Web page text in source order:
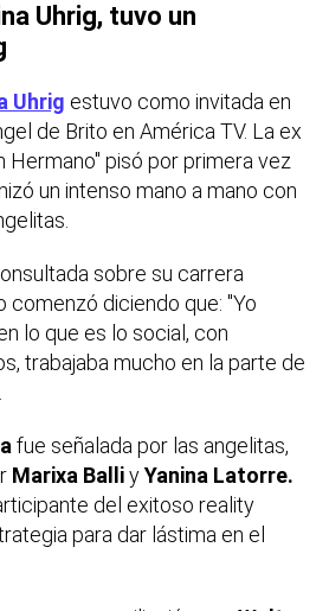
Uhrig, tuvo un
Uhrig estuvo como invitada en
de Brito en América TV. La ex
Hermano" pisó por primera vez
un intenso mano a mano con
sobre su carrera
diciendo que: "Yo
lo que es lo social, con
trabajaba mucho en la parte de
fue señalada por las angelitas,
Marixa BalliyYanina Latorre.
del exitoso reality
para dar lástima en el